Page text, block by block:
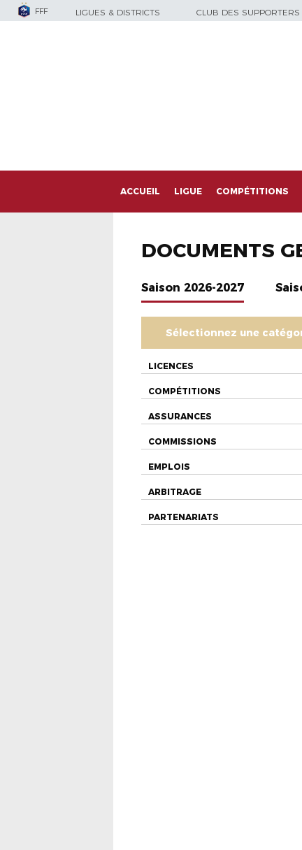
FFF LIGUES & DISTRICTS CLUB DES SUPPORTERS
ACCUEIL LIGUE COMPÉTITIONS
DOCUMENTS
Saison 2026-2027
Sélectionnez une
LICENCES
COMPÉTITIONS
ASSURANCES
COMMISSIONS
EMPLOIS
ARBITRAGE
PARTENARIATS